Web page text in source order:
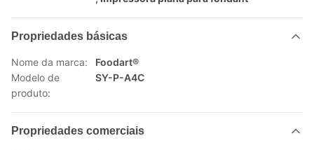
Propriedades básicas
Nome da marca:
Foodart®
Modelo de
produto:
SY-P-A4C
Propriedades comerciais